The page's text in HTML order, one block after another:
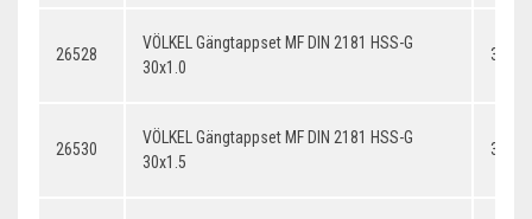
26528
VÖLKEL Gängtappset MF DIN 2181 HSS-G
30x1.0
26530
VÖLKEL Gängtappset MF DIN 2181 HSS-G
30x1.5